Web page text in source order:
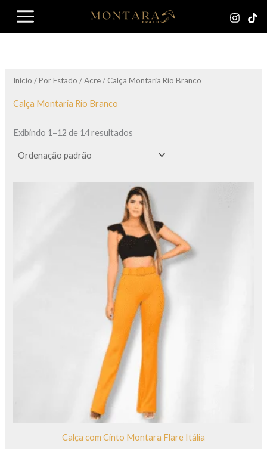
para
Início /Por Estado /Acre/ Calça Montaria Rio Branco
Calça Montaria Rio Branco
Exibindo 1–12 de 14 resultados
Calça com Cinto Montara Flare Itália